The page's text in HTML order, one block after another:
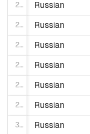
24 Russian
25 Russian
26 Russian
27 Russian
28 Russian
29 Russian
30 Russian